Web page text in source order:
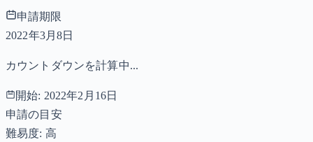
申請期限
2022年3月8日
カウントダウンを計算中...
開始: 2022年2月16日
申請の目安
難易度: 高